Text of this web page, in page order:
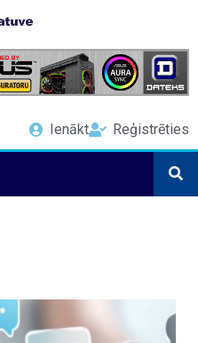
Ienākt Reģistrēties